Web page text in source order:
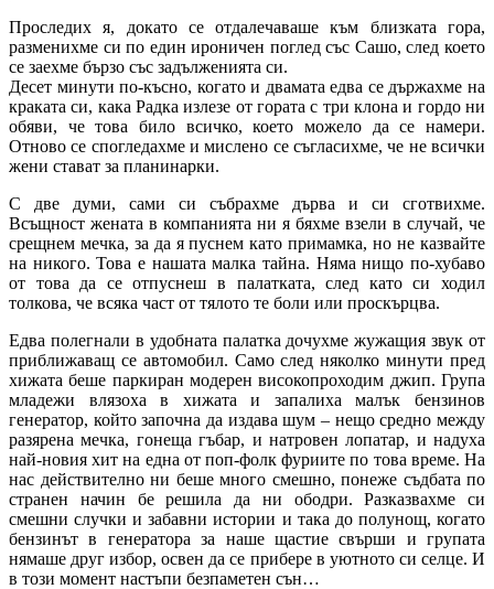
Проследих я, докато се отдалечаваше към близката гора,
разменихме си по един ироничен поглед със Сашо, след което
се заехме бързо със задълженията си.
Десет минути по-късно, когато и двамата едва се държахме на
краката си, кака Радка излезе от гората с три клона и гордо ни
обяви, че това било всичко, което можело да се намери.
Отново се спогледахме и мислено се съгласихме, че не всички
жени стават за планинарки.
С две думи, сами си събрахме дърва и си сготвихме.
Всъщност жената в компанията ни я бяхме взели в случай, че
срещнем мечка, за да я пуснем като примамка, но не казвайте
на никого. Това е нашата малка тайна. Няма нищо по-хубаво
от това да се отпуснеш в палатката, след като си ходил
толкова, че всяка част от тялото те боли или проскърцва.
Едва полегнали в удобната палатка дочухме жужащия звук от
приближаващ се автомобил. Само след няколко минути пред
хижата беше паркиран модерен високопроходим джип. Група
младежи влязоха в хижата и запалиха малък бензинов
генератор, който започна да издава шум – нещо средно между
разярена мечка, гонеща гъбар, и натровен лопатар, и надуха
най-новия хит на една от поп-фолк фуриите по това време. На
нас действително ни беше много смешно, понеже съдбата по
странен начин бе решила да ни ободри. Разказвахме си
смешни случки и забавни истории и така до полунощ, когато
бензинът в генератора за наше щастие свърши и групата
нямаше друг избор, освен да се прибере в уютното си селце. И
в този момент настъпи безпаметен сън…